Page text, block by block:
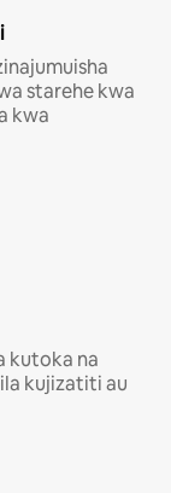
starehe kwa
kwa
kutoka na
kujizatiti au